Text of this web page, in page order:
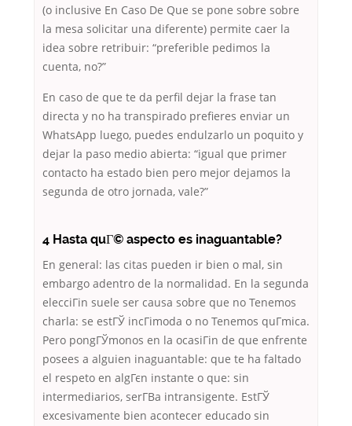
(o inclusive En Caso De Que se pone sobre sobre
la mesa solicitar una diferente) permite caer la
idea sobre retribuir: “preferible pedimos la
cuenta, no?”
En caso de que te da perfil dejar la frase tan
directa y no ha transpirado prefieres enviar un
WhatsApp luego, puedes endulzarlo un poquito y
dejar la paso medio abierta: “igual que primer
contacto ha estado bien pero mejor dejamos la
segunda de otro jornada, vale?”
4 Hasta quГ© aspecto es inaguantable?
En general: las citas pueden ir bien o mal, sin
embargo adentro de la normalidad. En la segunda
elecciГіn suele ser causa sobre que no Tenemos
charla: se estГЎ incГіmoda o no Tenemos quГ­mica.
Pero pongГЎmonos en la ocasiГіn de que enfrente
posees a alguien inaguantable: que te ha faltado
el respeto en algГєn instante o que: sin
intermediarios, serГ­В­a intransigente. EstГЎ
excesivamente bien acontecer educado sin